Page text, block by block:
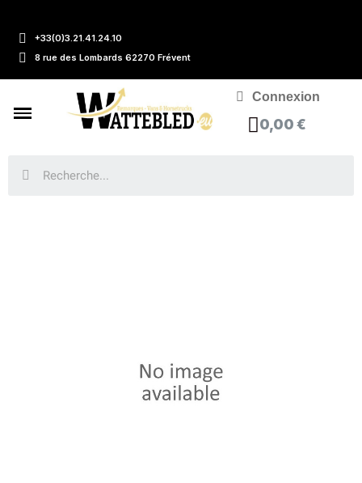
+33(0)3.21.41.24.10
8 rue des Lombards 62270 Frévent
Connexion
0,00 €